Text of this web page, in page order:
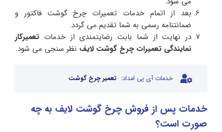
بعد از اتمام خدمات تعمیرات چرخ گوشت فاکتور و
ضمانتنامه رسمی به شما تقدیم می گردد.
در نهایت از شما بابت رضایتمندی از خدمات تعمیرکار
نمایندگی تعمیرات چرخ گوشت لایف نظر سنجی می شود.
خدمات آی پی امداد: تعمیر چرخ گوشت
خدمات پس از فروش چرخ گوشت لایف به چه
صورت است؟